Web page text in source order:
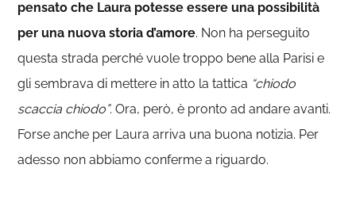
pensato che Laura potesse essere una possibilità
per una nuova storia d’amore. Non ha perseguito
questa strada perché vuole troppo bene alla Parisi e
gli sembrava di mettere in atto la tattica “chiodo
scaccia chiodo”. Ora, però, è pronto ad andare avanti.
Forse anche per Laura arriva una buona notizia. Per
adesso non abbiamo conferme a riguardo.